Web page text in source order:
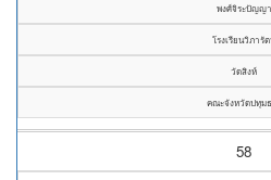
พงศ์จิระปัญญา
โรงเรียนวิภารั
วัดสิงห์
คณะจังหวัดปทุม
58